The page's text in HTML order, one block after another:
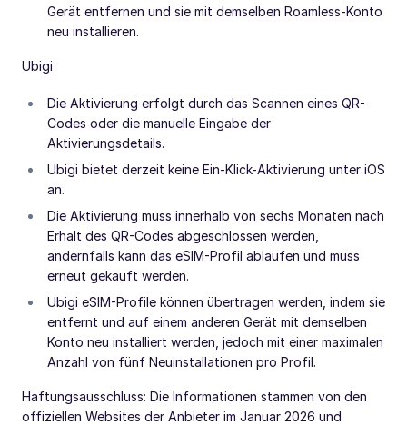
Gerät entfernen und sie mit demselben Roamless-Konto
neu installieren.
Ubigi
Die Aktivierung erfolgt durch das Scannen eines QR-
Codes oder die manuelle Eingabe der
Aktivierungsdetails.
Ubigi bietet derzeit keine Ein-Klick-Aktivierung unter iOS
an.
Die Aktivierung muss innerhalb von sechs Monaten nach
Erhalt des QR-Codes abgeschlossen werden,
andernfalls kann das eSIM-Profil ablaufen und muss
erneut gekauft werden.
Ubigi eSIM-Profile können übertragen werden, indem sie
entfernt und auf einem anderen Gerät mit demselben
Konto neu installiert werden, jedoch mit einer maximalen
Anzahl von fünf Neuinstallationen pro Profil.
Haftungsausschluss: Die Informationen stammen von den
offiziellen Websites der Anbieter im Januar 2026 und